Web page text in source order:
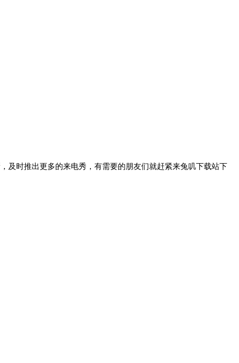
及时推出更多的来电秀，有需要的朋友们就赶紧来兔叽下载站下